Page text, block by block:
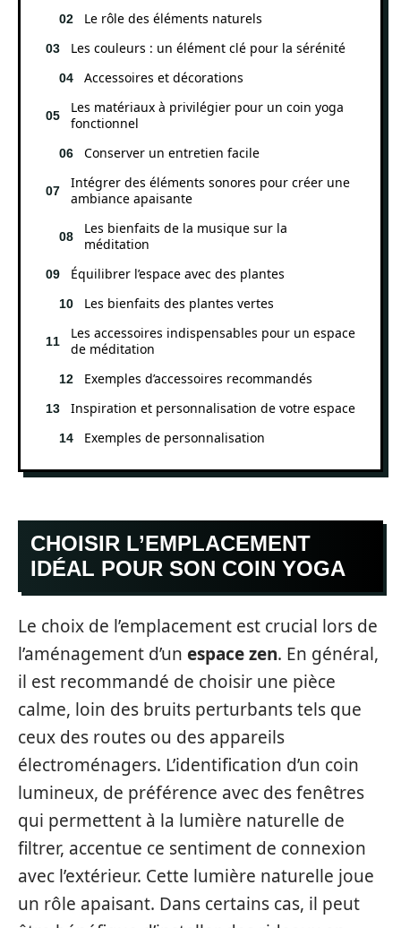
Le rôle des éléments naturels
Les couleurs : un élément clé pour la sérénité
Accessoires et décorations
Les matériaux à privilégier pour un coin yoga
fonctionnel
Conserver un entretien facile
Intégrer des éléments sonores pour créer une
ambiance apaisante
Les bienfaits de la musique sur la
méditation
Équilibrer l’espace avec des plantes
Les bienfaits des plantes vertes
Les accessoires indispensables pour un espace
de méditation
Exemples d’accessoires recommandés
Inspiration et personnalisation de votre espace
Exemples de personnalisation
CHOISIR L’EMPLACEMENT
IDÉAL POUR SON COIN YOGA
Le choix de l’emplacement est crucial lors de
l’aménagement d’un espace zen. En général,
il est recommandé de choisir une pièce
calme, loin des bruits perturbants tels que
ceux des routes ou des appareils
électroménagers. L’identification d’un coin
lumineux, de préférence avec des fenêtres
qui permettent à la lumière naturelle de
filtrer, accentue ce sentiment de connexion
avec l’extérieur. Cette lumière naturelle joue
un rôle apaisant. Dans certains cas, il peut